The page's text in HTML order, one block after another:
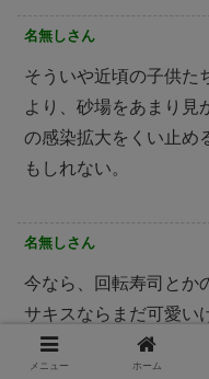
名無しさん
そういや近頃の子供た
より、砂場をあまり見
の感染拡大をくい止め
もしれない。
名無しさん
今なら、回転寿司とか
サキスならまだ可愛い
のサナダムシがいるこ
メニュー ホーム